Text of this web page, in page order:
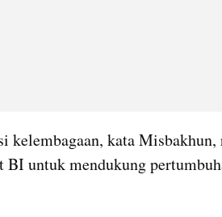
kelembagaan, kata
BI untuk mendukung